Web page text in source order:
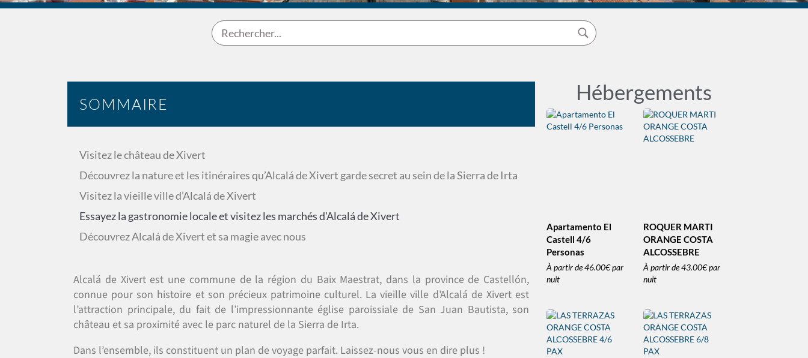
SOMMAIRE
Visitez le château de Xivert
Découvrez la nature et les itinéraires qu’Alcalá de Xivert garde secret au sein de la Sierra de Irta
Visitez la vieille ville d’Alcalá de Xivert
Essayez la gastronomie locale et visitez les marchés d’Alcalá de Xivert
Découvrez Alcalá de Xivert et sa magie avec nous
Alcalá de Xivert est une commune de la région du Baix Maestrat, dans la province de Castellón,
connue pour son histoire et son précieux patrimoine culturel. La vieille ville d’Alcalá de Xivert est
l’attraction principale, du fait de l’impressionnante église paroissiale de San Juan Bautista, son
château et sa proximité avec le parc naturel de la Sierra de Irta.
Dans l’ensemble, ils constituent un plan de voyage parfait. Laissez-nous vous en dire plus !
Hébergements
Apartamento El
Castell 4/6
Personas
À partir de46.00€par
nuit
ROQUER MARTI
ORANGE COSTA
ALCOSSEBRE
À partir de43.00€par
nuit